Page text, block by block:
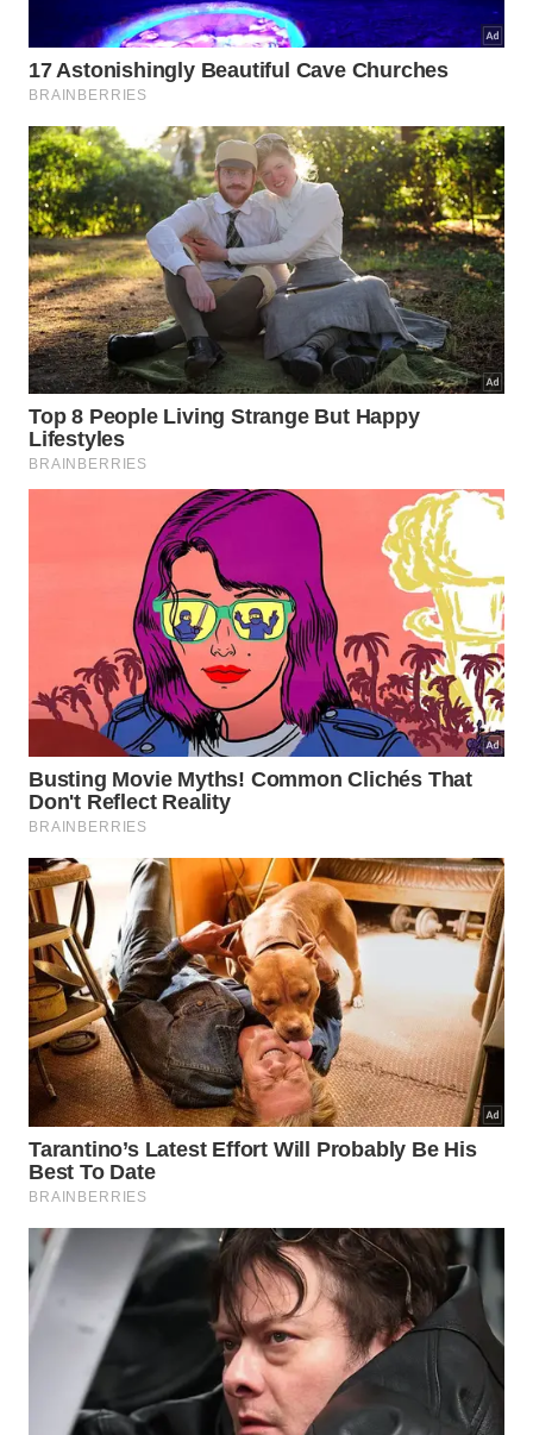
Como os componentes são parafusados ou
soldados diretamente, a velocidade depende
apenas da agilidade física dos guindastes
disponíveis. Essa eficiência extrema redefine
completamente a logística urbana atual.
Apresentamos alguns benefícios diretos decorrentes
do uso datecnologiadeaçoestrutural na
sequência.
Eliminação completa do tempo de secagem de
materiais fluidos.
Aumento da segurança estrutural por meio de
conexões parafusadas metálicas.
Redução do desperdício de insumos no local da
construção urbana.
Por que essa tecnologia ainda é
incomum no Ocidente?
Apesar do sucesso evidente na Ásia, a montagem
ultrarrápida enfrenta barreiras severas para sua
implementação em grandes centros metropolitanos
ocidentais. As regulamentações locais rígidas
costumam atrasar aprovações de projetos
inovadores de engenharia. Esses entraves
burocráticos impedem aadoção imediata desse
sistemaconstrutivo ágil.